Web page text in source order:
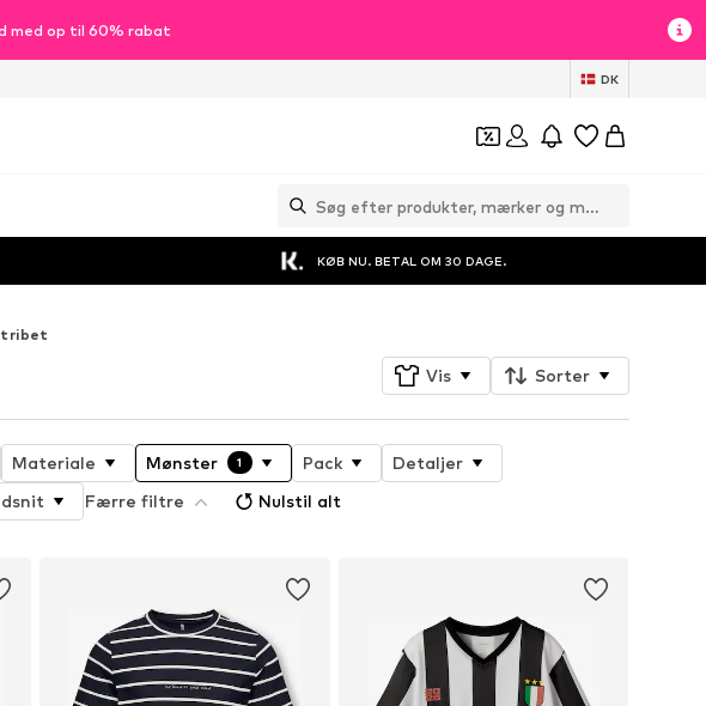
med op til 60% rabat
DK
KØB NU. BETAL OM 30 DAGE.
Vis Sorter
Materiale Mønster 1 Pack
Detaljer
Færre filtre Nulstil alt